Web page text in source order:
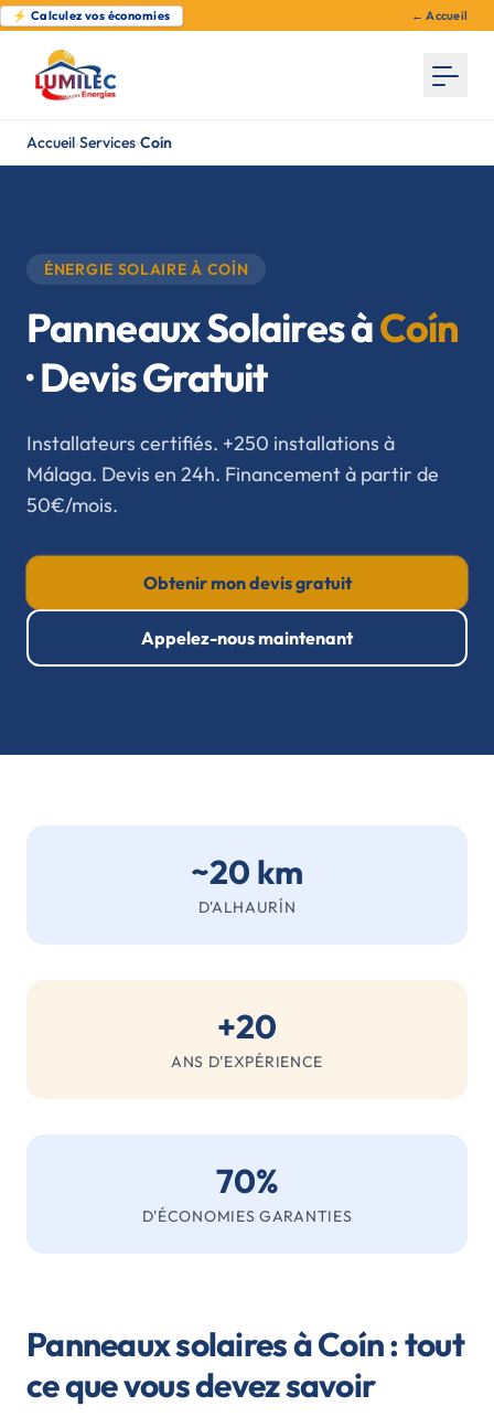
⚡ Calculez vos économies ← Accueil
Accueil›Services›Coín
ÉNERGIE SOLAIRE À COÍN
Panneaux Solaires àCoín
· Devis Gratuit
Installateurs certifiés. +250 installations à
Málaga. Devis en 24h. Financement à partir de
50€/mois.
Obtenir mon devis gratuit
Appelez-nous maintenant
~20 km
D'ALHAURÍN
+20
ANS D'EXPÉRIENCE
70%
D'ÉCONOMIES GARANTIES
Panneaux solaires à Coín : tout
ce que vous devez savoir